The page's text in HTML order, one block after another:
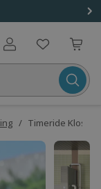
Benutzerkonto
/ Timeride